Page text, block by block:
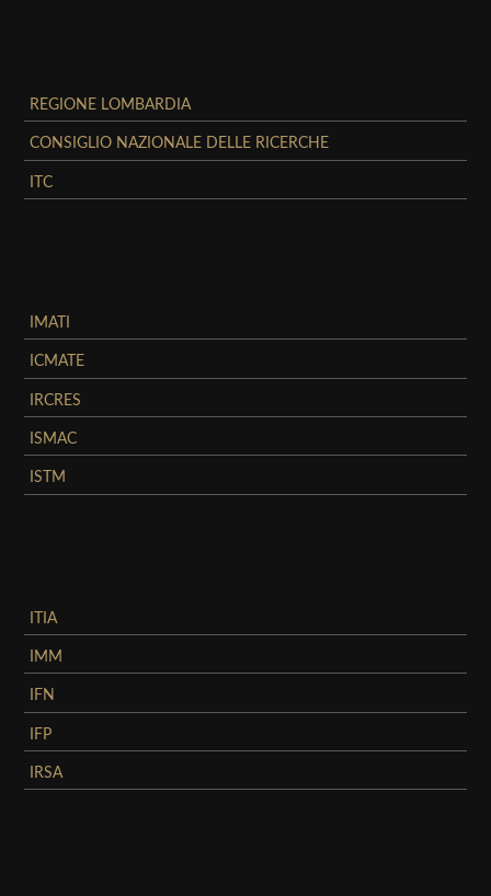
REGIONE LOMBARDIA
CONSIGLIO NAZIONALE DELLE RICERCHE
ITC
IMATI
ICMATE
IRCRES
ISMAC
ISTM
ITIA
IMM
IFN
IFP
IRSA